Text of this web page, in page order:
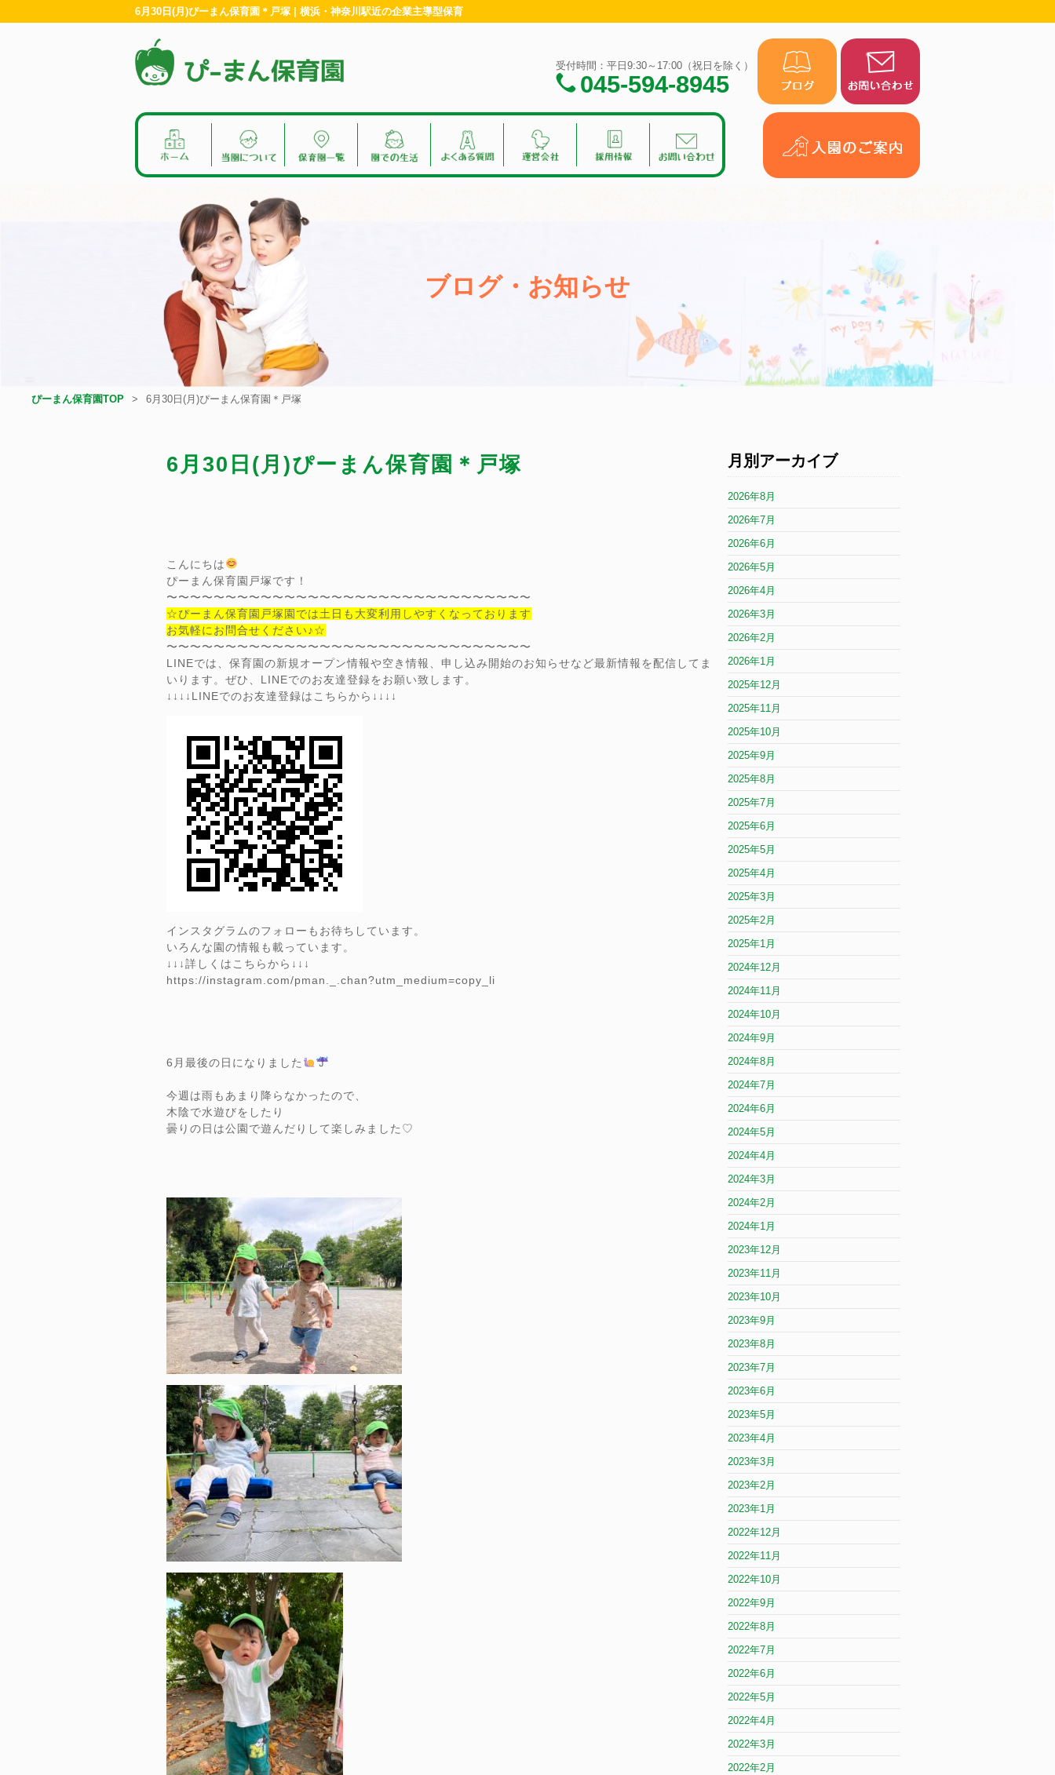
6月30日(月)ぴーまん保育園＊戸塚 | 横浜・神奈川駅近の企業主導型保育
受付時間：平日9:30～17:00（祝日を除く）
045-594-8945
ブログ・お知らせ
ぴーまん保育園TOP 6月30日(月)ぴーまん保育園＊戸塚
6月30日(月)ぴーまん保育園＊戸塚
こんにちは
ぴーまん保育園戸塚です！
〜〜〜〜〜〜〜〜〜〜〜〜〜〜〜〜〜〜〜〜〜〜〜〜〜〜〜〜〜〜〜
☆ぴーまん保育園戸塚園では土日も大変利用しやすくなっております
お気軽にお問合せください♪☆
〜〜〜〜〜〜〜〜〜〜〜〜〜〜〜〜〜〜〜〜〜〜〜〜〜〜〜〜〜〜〜
LINEでは、保育園の新規オープン情報や空き情報、申し込み開始のお知らせなど最新情報を配信してま
いります。ぜひ、LINEでのお友達登録をお願い致します。
↓↓↓↓LINEでのお友達登録はこちらから↓↓↓↓
インスタグラムのフォローもお待ちしています。
いろんな園の情報も載っています。
↓↓↓詳しくはこちらから↓↓↓
https://instagram.com/pman._.chan?utm_medium=copy_li
6月最後の日になりました
今週は雨もあまり降らなかったので、
木陰で水遊びをしたり
曇りの日は公園で遊んだりして楽しみました♡
月別アーカイブ
2026年8月
2026年7月
2026年6月
2026年5月
2026年4月
2026年3月
2026年2月
2026年1月
2025年12月
2025年11月
2025年10月
2025年9月
2025年8月
2025年7月
2025年6月
2025年5月
2025年4月
2025年3月
2025年2月
2025年1月
2024年12月
2024年11月
2024年10月
2024年9月
2024年8月
2024年7月
2024年6月
2024年5月
2024年4月
2024年3月
2024年2月
2024年1月
2023年12月
2023年11月
2023年10月
2023年9月
2023年8月
2023年7月
2023年6月
2023年5月
2023年4月
2023年3月
2023年2月
2023年1月
2022年12月
2022年11月
2022年10月
2022年9月
2022年8月
2022年7月
2022年6月
2022年5月
2022年4月
2022年3月
2022年2月